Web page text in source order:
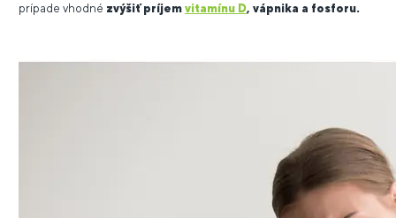
prípade vhodné zvýšiť príjem vitamínu D, vápnika a fosforu.